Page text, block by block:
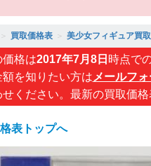
＞ 買取価格表 ＞ 美少女フィギュア買
価格は2017年7月8日 時点で
額を知りたい方は メールフ
せください。最新の買取価格
表トップへ